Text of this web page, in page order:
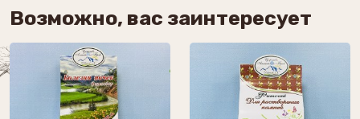
Возможно, вас заинтересует